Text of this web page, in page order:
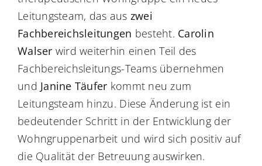
Leitungsteam, das aus zwei
Fachbereichsleitungen besteht. Carolin
Walser wird weiterhin einen Teil des
Fachbereichsleitungs-Teams übernehmen
und Janine Täufer kommt neu zum
Leitungsteam hinzu. Diese Änderung ist ein
bedeutender Schritt in der Entwicklung der
Wohngruppenarbeit und wird sich positiv auf
die Qualität der Betreuung auswirken.